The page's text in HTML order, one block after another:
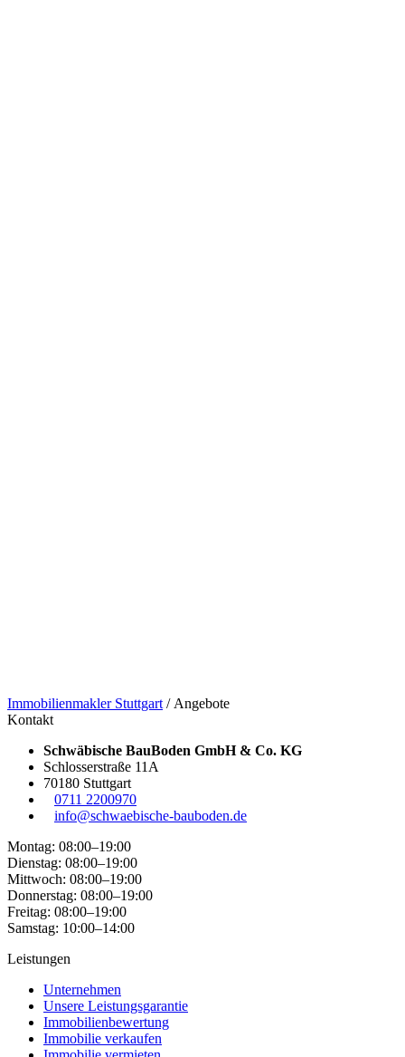
Immobilienmakler Stuttgart/Angebote
Kontakt
Schwäbische BauBoden GmbH & Co. KG
Schlosserstraße 11A
70180 Stuttgart
0711 2200970
info@schwaebische-bauboden.de
Montag: 08:00–19:00
Dienstag: 08:00–19:00
Mittwoch: 08:00–19:00
Donnerstag: 08:00–19:00
Freitag: 08:00–19:00
Samstag: 10:00–14:00
Leistungen
Unternehmen
Unsere Leistungsgarantie
Immobilienbewertung
Immobilie verkaufen